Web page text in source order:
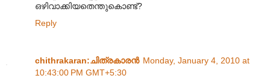
ഒഴിവാക്കിയതെന്തുകൊണ്ട്?
Reply
chithrakaran:ചിത്രകാരന്‍ Monday, January 4, 2010 at
10:43:00 PM GMT+5:30